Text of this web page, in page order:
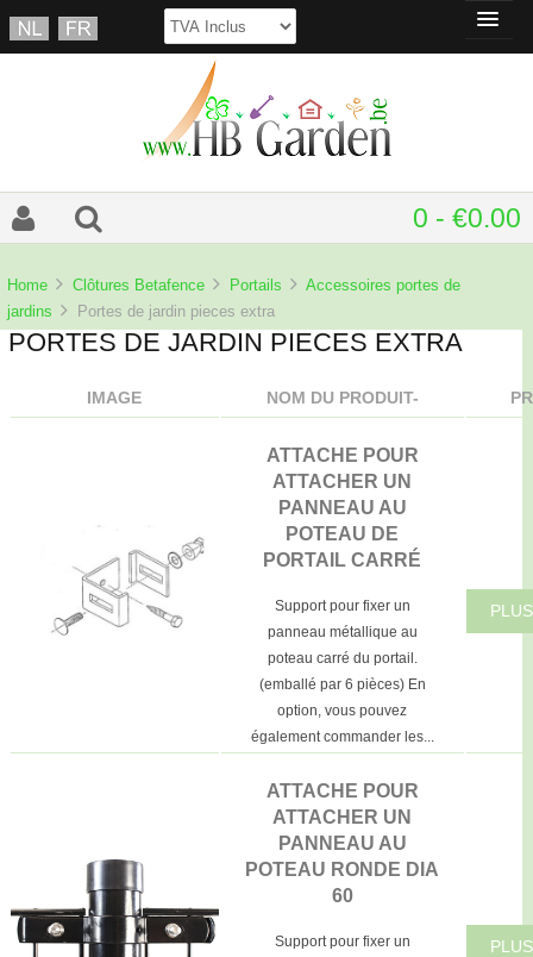
0 - €0.00
Home Clôtures Betafence Portails
Accessoires portes de
jardins
Portes de jardin pieces extra
PORTES DE JARDIN PIECES EXTRA
IMAGE NOM DU PRODUIT-
ATTACHE POUR
ATTACHER UN
PANNEAU AU
POTEAU DE
PORTAIL CARRÉ
Support pour fixer un
panneau métallique au
poteau carré du portail.
(emballé par 6 pièces) En
option, vous pouvez
également commander les...
ATTACHE POUR
ATTACHER UN
PANNEAU AU
POTEAU RONDE DIA
60
Support pour fixer un